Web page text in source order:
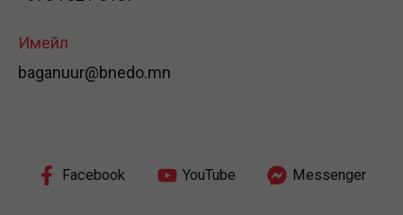
Имейл
baganuur@bnedo.mn
Facebook YouTube Messenger